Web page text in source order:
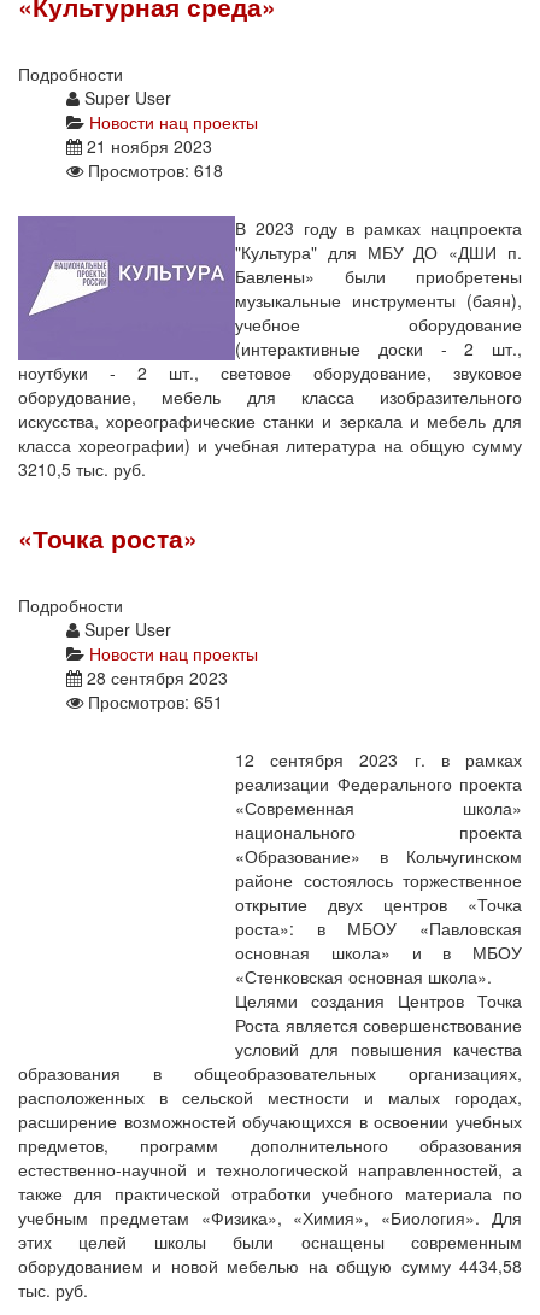
Подробности
Super User
Новости нац проекты
21 ноября 2023
Просмотров: 618
В 2023 году в рамках нацпроекта
"Культура" для МБУ ДО «ДШИ п.
Бавлены» были приобретены
музыкальные инструменты (баян),
учебное оборудование
(интерактивные доски - 2 шт.,
ноутбуки - 2 шт., световое оборудование, звуковое
оборудование, мебель для класса изобразительного
искусства, хореографические станки и зеркала и мебель для
класса хореографии) и учебная литература на общую сумму
3210,5 тыс. руб.
«Точка роста»
Подробности
Super User
Новости нац проекты
28 сентября 2023
Просмотров: 651
12 сентября 2023 г. в рамках
реализации Федерального проекта
«Современная школа»
национального проекта
«Образование» в Кольчугинском
районе состоялось торжественное
открытие двух центров «Точка
роста»: в МБОУ «Павловская
основная школа» и в МБОУ
«Стенковская основная школа».
Целями создания Центров Точка
Роста является совершенствование
условий для повышения качества
образования в общеобразовательных организациях,
расположенных в сельской местности и малых городах,
расширение возможностей обучающихся в освоении учебных
предметов, программ дополнительного образования
естественно-научной и технологической направленностей, а
также для практической отработки учебного материала по
учебным предметам «Физика», «Химия», «Биология». Для
этих целей школы были оснащены современным
оборудованием и новой мебелью на общую сумму 4434,58
тыс. руб.